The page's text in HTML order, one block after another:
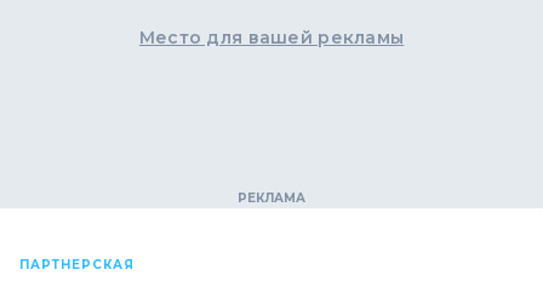
Место для вашей рекламы
ПАРТНЕРСКАЯ